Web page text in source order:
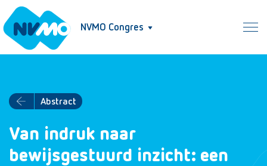
NVMO Congres
Abstract
Van indruk naar
bewijsgestuurd inzicht: een